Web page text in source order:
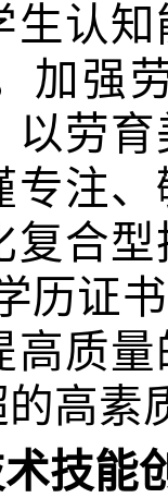
生认
加强
以劳
专注
复合
历证书
高质
高素
术技能